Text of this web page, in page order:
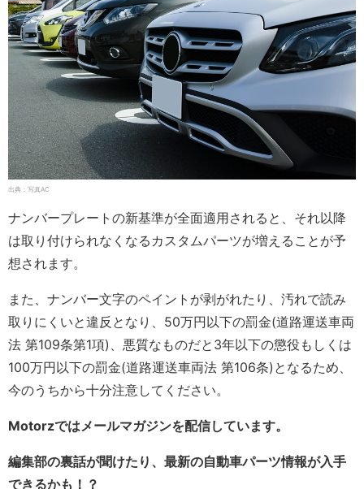
出典：写真AC
ナンバープレートの新基準が全面適用されると、それ以降
は取り付けられなくなるカスタムパーツが増えることが予
想されます。
また、ナンバー文字のペイントが剥がれたり、汚れで読み
取りにくいと違反となり、50万円以下の罰金(道路運送車両
法 第109条第1項)、悪質なものだと3年以下の懲役もしくは
100万円以下の罰金(道路運送車両法 第106条)となるため、
今のうちから十分注意してください。
Motorzではメールマガジンを配信しています。
編集部の裏話が聞けたり、最新の自動車パーツ情報が入手
できるかも！？